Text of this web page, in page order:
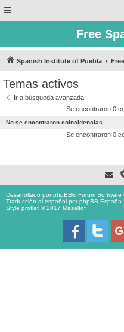
Free
Spanish Institute of Puebla
Temas activos
Ir a búsqueda avanzada
Se encontraron 0
No se encontraron coincidencias.
Se encontraron 0
Desarrollado porphpBB® Forum Software
Traducción al español porphpBB España
Style proflat © 2017 Mazeltof